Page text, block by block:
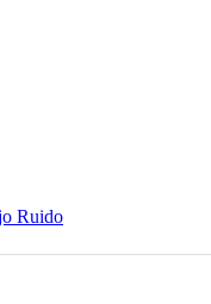
Ruido